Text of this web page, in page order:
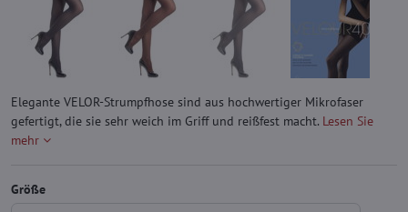
Elegante VELOR-Strumpfhose sind aus hochwertiger Mikrofaser
gefertigt, die sie sehr weich im Griff und reißfest macht. Lesen Sie
mehr
Größe